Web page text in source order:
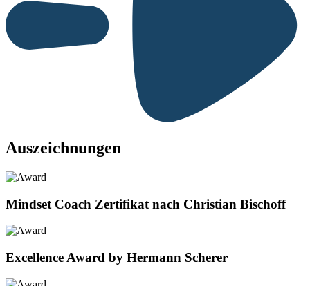
Auszeichnungen
Mindset Coach Zertifikat nach Christian Bischoff
Excellence Award by Hermann Scherer